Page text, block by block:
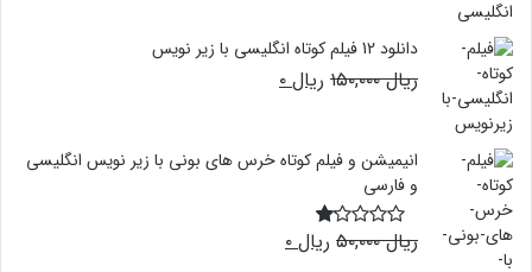
دانلود 12 فیلم کوتاه انگلیسی با زیر نویس
ریال۱۵۰,۰۰۰
قیمت
بود.
ریال۰
انیمیشن و فیلم کوتاه خرس های بونی با زیر نویس انگلیسی
و فارسی
نم
ریال۵۰,۰۰۰
قیمت
ریال۰